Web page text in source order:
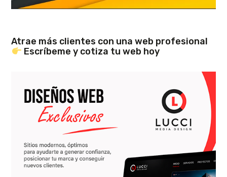
Atrae más clientes con una web profesional
Escríbeme y cotiza tu web hoy